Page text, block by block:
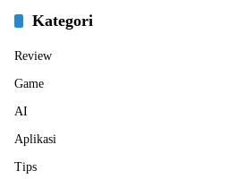
Kategori
Review
Game
AI
Aplikasi
Tips